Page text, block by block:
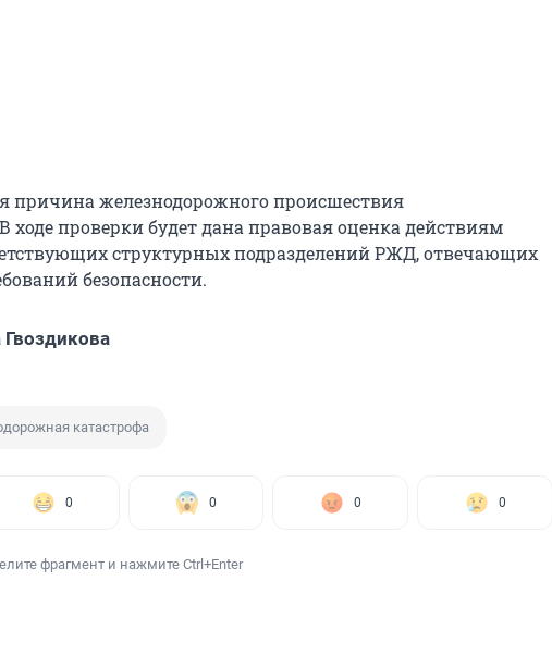
причина железнодорожного происшествия
ходе проверки будет дана правовая оценка действиям
структурных подразделений РЖД, отвечающих
безопасности.
Гвоздикова
катастрофа
0 0 0 0
фрагмент и нажмите Ctrl+Enter